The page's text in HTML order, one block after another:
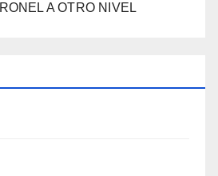
A OTRO NIVEL